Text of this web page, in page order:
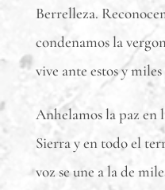
Berrelleza.
condenamos la
vive ante estos y
Anhelamos la paz en
Sierra y en todo el
voz se une a la de